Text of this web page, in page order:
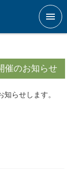
メニ
催のお知らせ
らせします。